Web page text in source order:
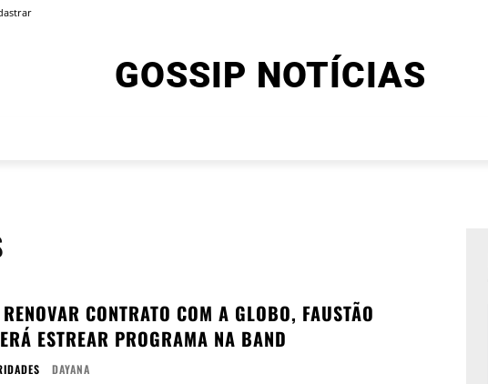
GOSSIP NOTÍCIAS
CONTRATO COM A GLOBO, FAUSTÃO
ESTREAR PROGRAMA NA BAND
DAYANA